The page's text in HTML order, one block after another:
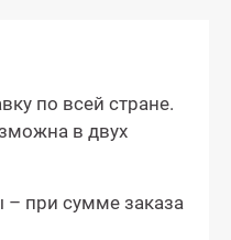
по всей стране.
в двух
при сумме заказа